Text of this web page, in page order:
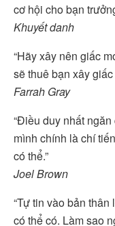
cơ hội cho bạn
Khuyết danh
“Hãy xây nên giấc
sẽ thuê bạn xây giấc
Farrah Gray
“Điều duy nhất
mình chính là chí
có thể.”
Joel Brown
“Tự tin vào bản
có thể có. Làm sao